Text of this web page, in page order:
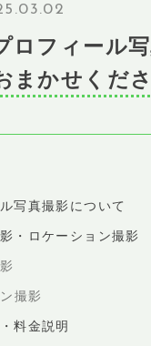
ー
ス
報
ト
わせ
ロフィール
まかせくだ
写真撮影について
・ロケーション撮影
撮影
料金説明